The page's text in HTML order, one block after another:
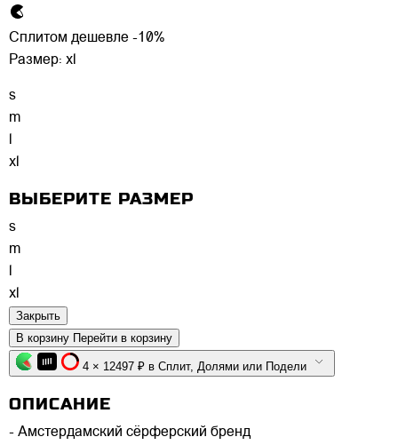
Сплитом дешевле -10%
Размер: xl
s
m
xl
ВЫБЕРИТЕ РАЗМЕР
s
m
l
xl
Закрыть
В корзину Перейти в корзину
4 × 12497 ₽ в Сплит, Долями или Подели
ОПИСАНИЕ
- Амстердамский сёрферский бренд